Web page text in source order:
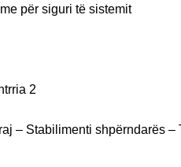
për siguri të sistemit
2
– Stabilimenti shpërndarës